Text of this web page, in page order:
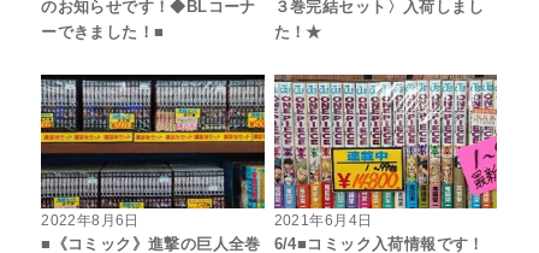
のお知らせです！◆BLコーナ
ーできました！■
３巻完結セット〉入荷しまし
た！★
2022年8月6日
■《コミック》進撃の巨人全巻
2021年6月4日
6/4■コミック入荷情報です！